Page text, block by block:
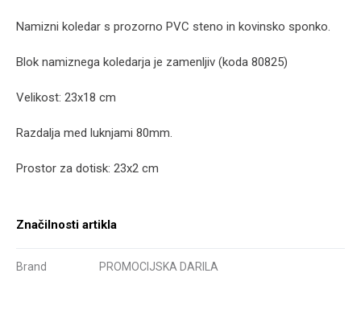
Namizni koledar s prozorno PVC steno in kovinsko sponko.
Blok namiznega koledarja je zamenljiv (koda 80825)
Velikost: 23x18 cm
Razdalja med luknjami 80mm.
Prostor za dotisk: 23x2 cm
Značilnosti artikla
Brand PROMOCIJSKA DARILA